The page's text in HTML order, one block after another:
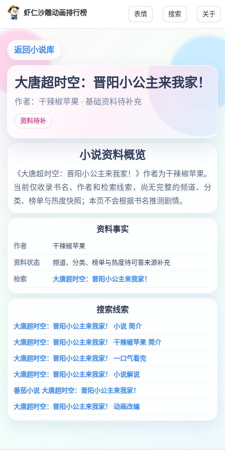
虾仁沙雕动画排行榜 表情 搜索 关于
返回小说库
大唐超时空：晋阳小公主来我家！
作者：干辣椒苹果 · 基础资料待补充
资料待补
小说资料概览
《大唐超时空：晋阳小公主来我家！》作者为干辣椒苹果。
当前仅收录书名、作者和检索线索，尚无完整的频道、分
类、榜单与热度快照；本页不会根据书名推测剧情。
资料事实
作者 干辣椒苹果
资料状态 频道、分类、榜单与热度待可靠来源补充
检索 大唐超时空：晋阳小公主来我家！
搜索线索
大唐超时空：晋阳小公主来我家！ 小说 简介
大唐超时空：晋阳小公主来我家！ 干辣椒苹果 简介
大唐超时空：晋阳小公主来我家！ 一口气看完
大唐超时空：晋阳小公主来我家！ 小说解说
番茄小说 大唐超时空：晋阳小公主来我家！
大唐超时空：晋阳小公主来我家！ 动画改编